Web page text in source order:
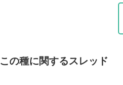
この種に関するスレッド